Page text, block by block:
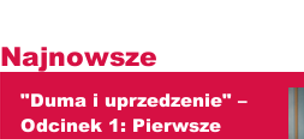
Najnowsze
"Duma i uprzedzenie" –
Odcinek 1: Pierwsze